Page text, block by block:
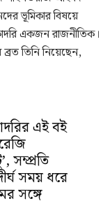
ভূমিকার বিষয়ে
একজন রাজনীতিক।
তিনি নিয়েছেন,
এই বই
সম্প্রতি
সময় ধরে
সঙ্গে